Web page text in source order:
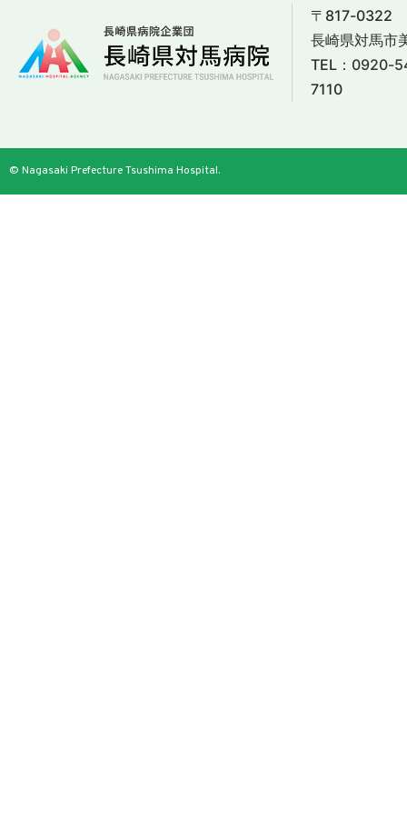
〒817-0322
長崎県対馬市
TEL： 0920-
7110
© Nagasaki Prefecture Tsushima Hospital.